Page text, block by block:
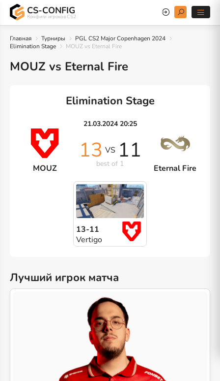
CS-CONFIG
Конфиги игроков CS2
Главная Турниры
PGL CS2 Major Copenhagen 2024
Elimination Stage
MOUZ vs Eternal Fire
MOUZ vs Eternal Fire
Elimination Stage
21.03.2024 20:25
MOUZ
13 VS 11
best of 1 Eternal Fire
13-11
Vertigo
Лучший игрок матча